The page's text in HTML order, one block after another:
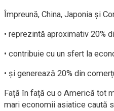
Împreună, China, Japonia și
• reprezintă aproximativ 20%
• contribuie cu un sfert la
• și generează 20% din
Față în față cu o Americă tot
mari economii asiatice caută